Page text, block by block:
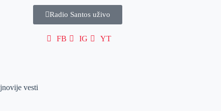
Radio Santos uživo
FB IG YT
vesti